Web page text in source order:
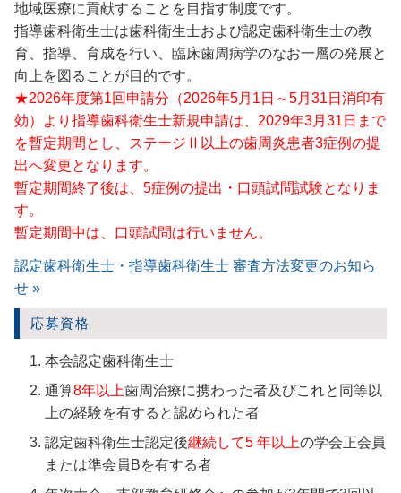
地域医療に貢献することを目指す制度です。
指導歯科衛生士は歯科衛生士および認定歯科衛生士の教
育、指導、育成を行い、臨床歯周病学のなお一層の発展と
向上を図ることが目的です。
★2026年度第1回申請分（2026年5月1日～5月31日消印有
効）より指導歯科衛生士新規申請は、2029年3月31日まで
を暫定期間とし、ステージⅡ以上の歯周炎患者3症例の提
出へ変更となります。
暫定期間終了後は、5症例の提出・口頭試問試験となりま
す。
暫定期間中は、口頭試問は行いません。
認定歯科衛生士・指導歯科衛生士 審査方法変更のお知ら
せ »
応募資格
本会認定歯科衛生士
通算8年以上歯周治療に携わった者及びこれと同等以
上の経験を有すると認められた者
認定歯科衛生士認定後継続して5 年以上の学会正会員
または準会員Bを有する者